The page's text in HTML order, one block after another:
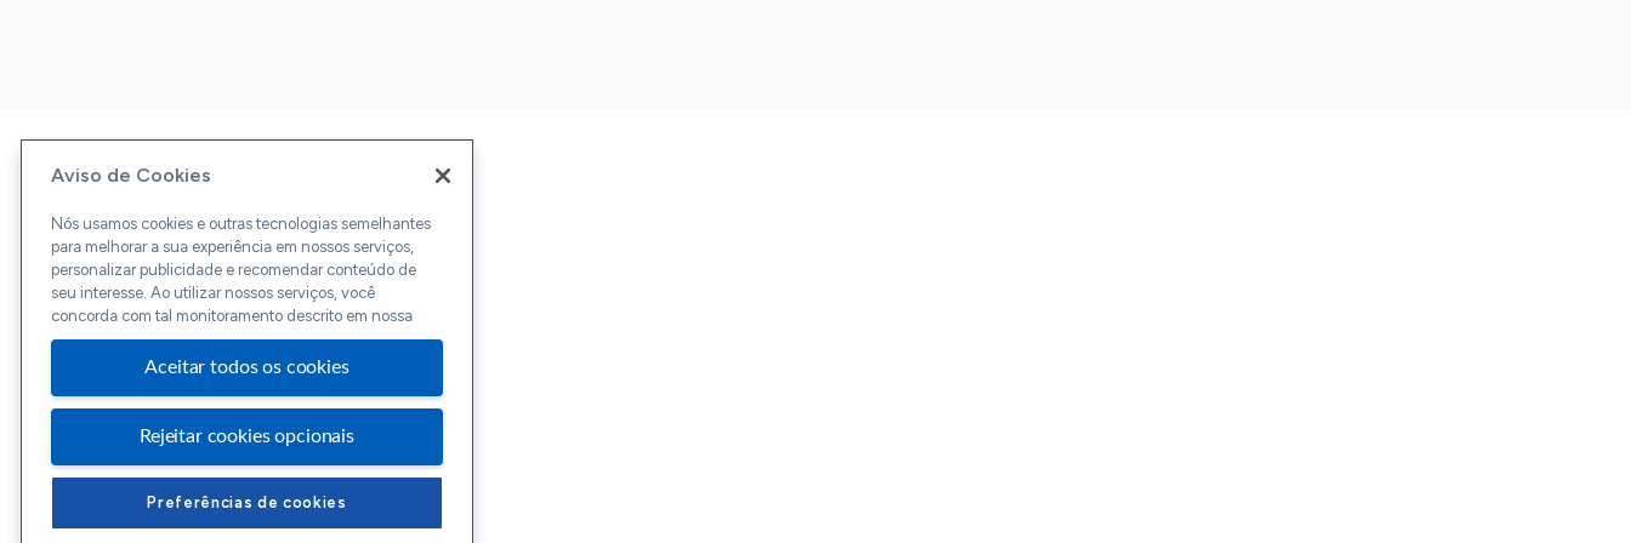
Aviso de Cookies
Nós usamos cookies e outras tecnologias semelhantes
para melhorar a sua experiência em nossos serviços,
personalizar publicidade e recomendar conteúdo de
seu interesse. Ao utilizar nossos serviços, você
concorda com tal monitoramento descrito em nossa
Aceitar todos os cookies
Rejeitar cookies opcionais
Preferências de cookies